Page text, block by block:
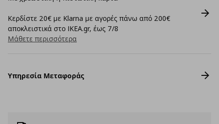
Κερδίστε 20€ με Klarna με αγορές πάνω από 200€
αποκλειστικά στο IKEA.gr, έως 7/8
Μάθετε περισσότερα
Υπηρεσία Μεταφοράς